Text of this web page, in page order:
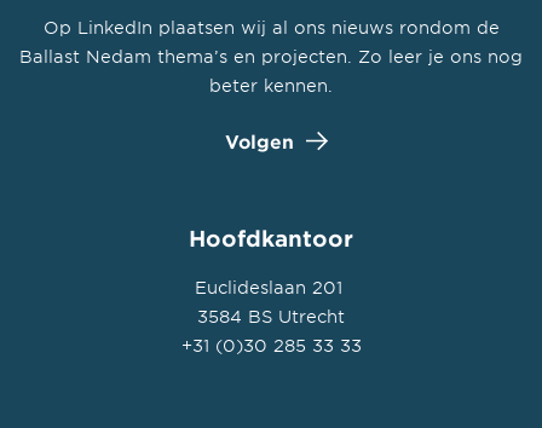
Op LinkedIn plaatsen wij al ons nieuws rondom de
Ballast Nedam thema’s en projecten. Zo leer je ons nog
beter kennen.
Volgen
Hoofdkantoor
Euclideslaan 201
3584 BS Utrecht
+31 (0)30 285 33 33